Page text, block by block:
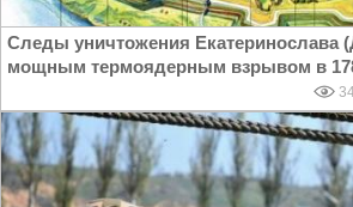
Следы уничтожения Екатеринослава
мощным термоядерным взрывом в